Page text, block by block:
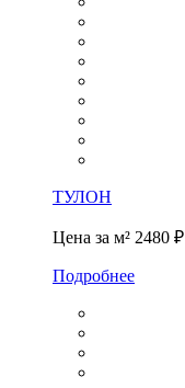
ТУЛОН
Цена за м² 2480 ₽
Подробнее